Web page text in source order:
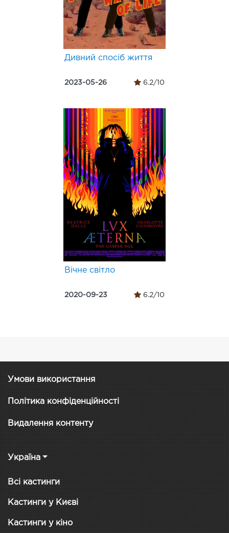
Дивний спосіб життя
2023-05-26 6.2/10
Вічне світло
2020-09-23 6.2/10
Умови використання
Політика конфіденційності
Видалення контенту
Україна
Всі кастинги
Кастинги у Києві
Кастинги у кіно